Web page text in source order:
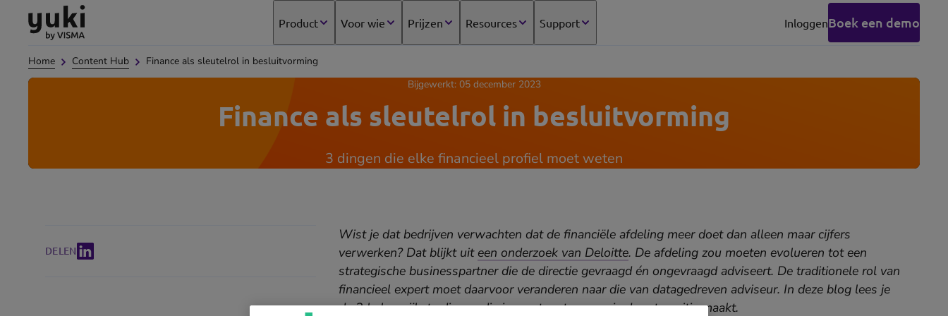
Direct
content
Direct
footer
Ga
naar
homepage
Product Voor wie Prijzen Resources Support Inloggen
(opens
tab)
Boek een demo
Home Content Hub Finance als sleutelrol in besluitvorming
Finance als sleutelrol in besluitvorming
Bijgewerkt: 05 december 2023
3 dingen die elke financieel profiel moet weten
DELEN
Wist je dat bedrijven verwachten dat de financiële afdeling meer doet dan alleen maar cijfers
verwerken? Dat blijkt uit een onderzoek van Deloitte. De afdeling zou moeten evolueren tot een
strategische businesspartner die de directie gevraagd én ongevraagd adviseert. De traditionele rol van
financieel expert moet daarvoor veranderen naar die van datagedreven adviseur. In deze blog lees je
de 3 belangrijkstedingen die je moet wetenvoor je deze transitie maakt.